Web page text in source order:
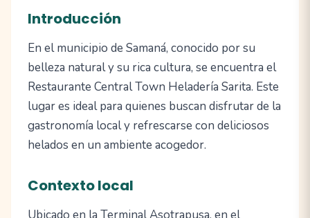
Introducción
En el municipio de Samaná, conocido por su
belleza natural y su rica cultura, se encuentra el
Restaurante Central Town Heladería Sarita. Este
lugar es ideal para quienes buscan disfrutar de la
gastronomía local y refrescarse con deliciosos
helados en un ambiente acogedor.
Contexto local